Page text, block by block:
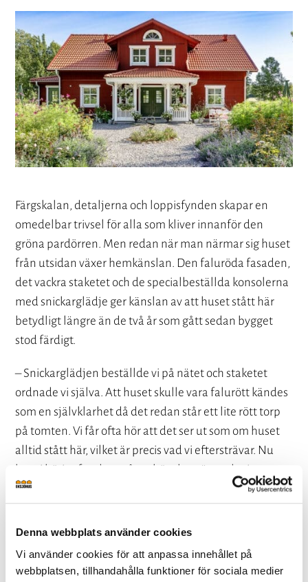
Denna webbplats använder cookies
Vi använder cookies för att anpassa innehållet på
webbplatsen, tillhandahålla funktioner för sociala medier
Färgskalan, detaljerna och loppisfynden skapar en
omedelbar trivsel för alla som kliver innanför den
gröna pardörren. Men redan när man närmar sig huset
från utsidan växer hemkänslan. Den faluröda fasaden,
det vackra staketet och de specialbeställda konsolerna
med snickarglädje ger känslan av att huset stått här
betydligt längre än de två år som gått sedan bygget
stod färdigt.
– Snickarglädjen beställde vi på nätet och staketet
ordnade vi själva. Att huset skulle vara falurött kändes
som en självklarhet då det redan står ett lite rött torp
på tomten. Vi får ofta hör att det ser ut som om huset
alltid stått här, vilket är precis vad vi eftersträvar. Nu
har vi börjat fundera på ett hönshus, även det i
falurött, så klart, skrattar Emma.
Så gick byggprocessen till